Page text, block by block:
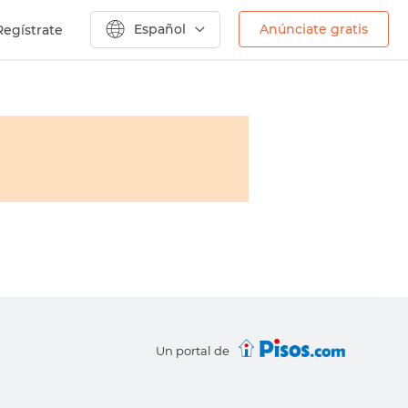
Español Anúnciate gratis
Un portal de